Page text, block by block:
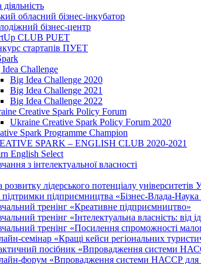
обласний бізнес-інкубатор
бізнес-центр
CLUB PUET
стартапів ПУЕТ
Challenge
Big Idea Challenge 2020
Big Idea Challenge 2021
Big Idea Challenge 2022
Creative Spark Policy Forum
Ukraine Creative Spark Policy Forum 2020
Spark Programme Champion
SPARK – ENGLISH CLUB 2020-2021
English Select
з інтелектуальної власності
лідерського потенціалу університетів
підприємництва «Бізнес-Влада-Наука
тренінг «Креативне підприємництво»
тренінг «Інтелектуальна власність: від
тренінг «Посилення спроможності
семінар «Кращі кейси регіональних
посібник «Впровадження системи
форум «Впровадження системи НАССР для